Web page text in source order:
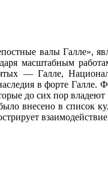
валы Галле»,
масштабным
— Галле,
в форте
до сих пор владеют
внесено в список